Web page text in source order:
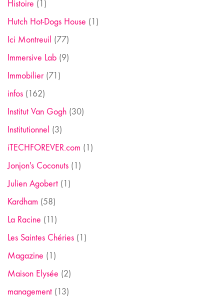
Histoire (1)
Hutch Hot-Dogs House (1)
Ici Montreuil (77)
Immersive Lab (9)
Immobilier(71)
infos (162)
Institut Van Gogh (30)
Institutionnel (3)
iTECHFOREVER.com (1)
Jonjon's Coconuts (1)
Julien Agobert (1)
Kardham (58)
La Racine (11)
Les Saintes Chéries (1)
Magazine (1)
Maison Elysée (2)
management (13)